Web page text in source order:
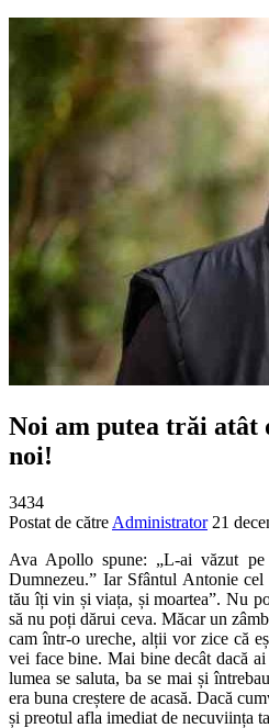
Noi am putea trăi atât
noi!
3434
Postat de către Administrator 21
Ava Apollo spune: „L-ai văzut
Dumnezeu.” Iar Sfântul Antonie
tău îți vin și viața, și moartea”. Nu
să nu poți dărui ceva. Măcar un
cam într-o ureche, alții vor zice că
vei face bine. Mai bine decât dacă
lumea se saluta, ba se mai și
era buna creștere de acasă. Dacă
și preotul afla imediat de necuviința